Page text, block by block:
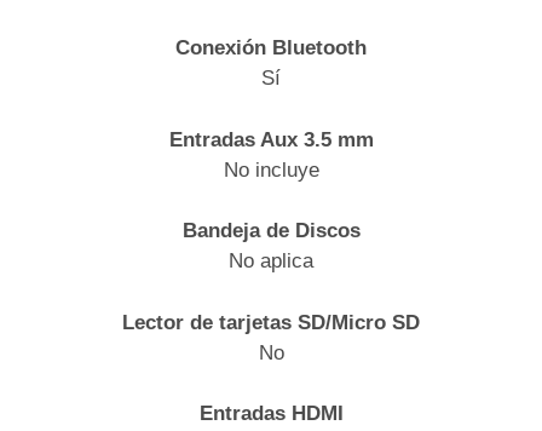
Conexión Bluetooth
Sí
Entradas Aux 3.5 mm
No incluye
Bandeja de Discos
No aplica
Lector de tarjetas SD/Micro SD
No
Entradas HDMI